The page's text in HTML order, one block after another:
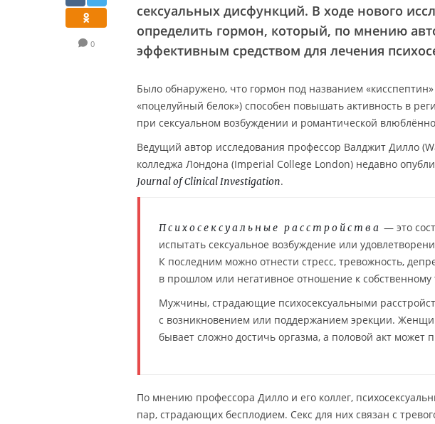
0
сексуальных дисфункций. В ходе нового
определить гормон, который, по мнению
эффективным средством для лечения
Было обнаружено, что гормон под названием «кисспептин»
«поцелуйный белок») способен повышать активность в
при сексуальном возбуждении и романтической
Ведущий автор исследования профессор Валджит Дилло
колледжа Лондона (Imperial College London) недавно
Journal of Clinical Investigation.
Психосексуальные расстройства — это
испытать сексуальное возбуждение или
К последним можно отнести стресс, тревожность,
в прошлом или негативное отношение к собственному
Мужчины, страдающие психосексуальными
с возникновением или поддержанием эрекции.
бывает сложно достичь оргазма, а половой акт
По мнению профессора Дилло и его коллег,
пар, страдающих бесплодием. Секс для них связан с